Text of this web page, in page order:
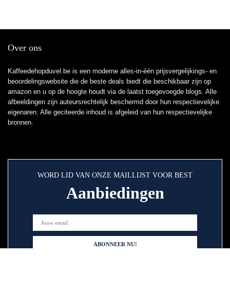
Over ons
Kaffeedehopduvel.be is een moderne alles-in-één prijsvergelijkings- en
beoordelingswebsite die de beste deals biedt die beschikbaar zijn op
amazon en u op de hoogte houdt via de laatst toegevoegde blogs. Alle
afbeeldingen zijn auteursrechtelijk beschermd door hun respectievelijke
eigenaren. Alle geciteerde inhoud is afgeleid van hun respectievelijke
bronnen.
WORD LID VAN ONZE MAILLIJST VOOR BEST
Aanbiedingen